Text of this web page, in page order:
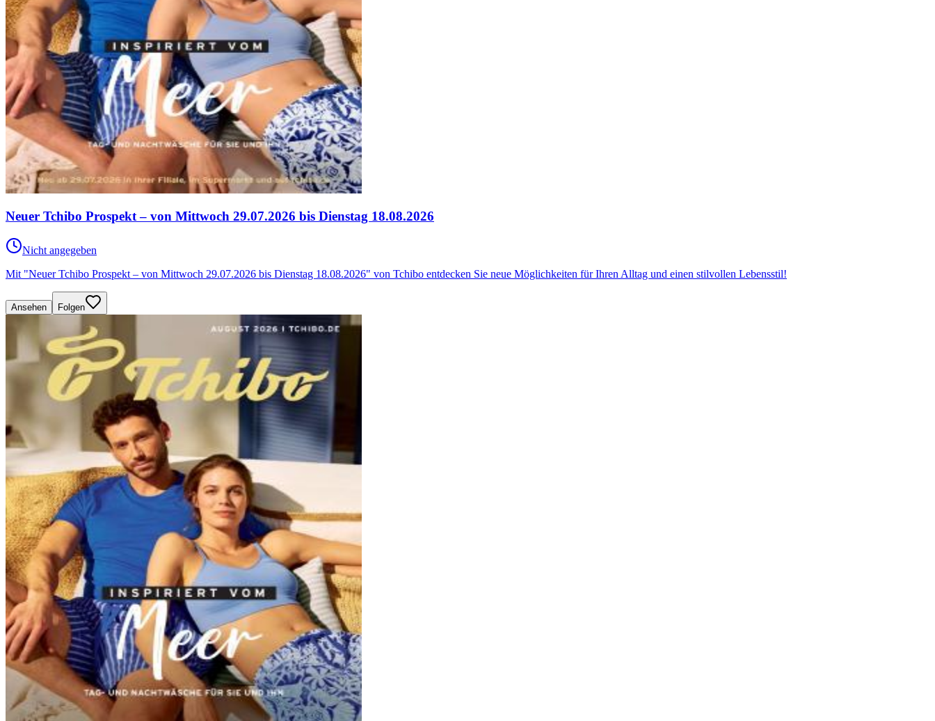
Neuer Tchibo Prospekt – von Mittwoch 29.07.2026 bis Dienstag 18.08.2026
Nicht angegeben
Mit "Neuer Tchibo Prospekt – von Mittwoch 29.07.2026 bis Dienstag 18.08.2026" von Tchibo entdecken Sie neue Möglichkeiten für Ihren Alltag und einen stilvollen Lebensstil!
Ansehen Folgen